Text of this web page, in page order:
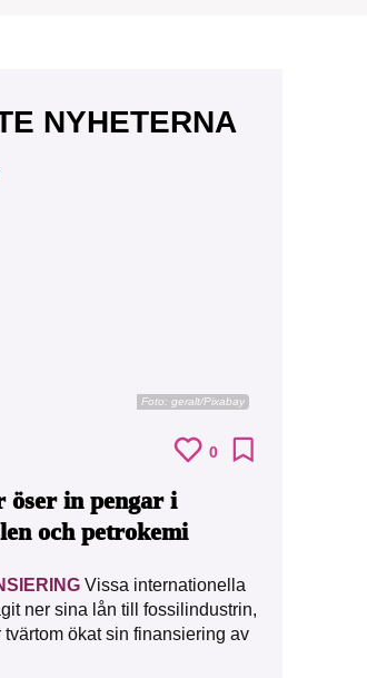
NYHETERNA
Foto: geralt/Pixabay
0
öser in pengar i
och petrokemi
Vissa internationella
ner sina lån till fossilindustrin,
tvärtom ökat sin finansiering av